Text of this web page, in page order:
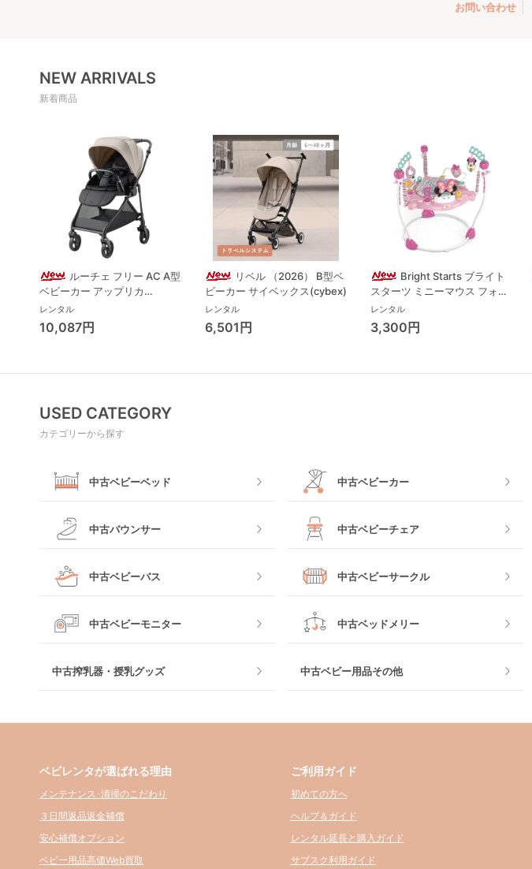
お問い合わせ
NEW ARRIVALS
新着商品
ルーチェ フリー AC A型
ベビーカー アップリカ
(Aprica) A型ベビーカー アッ
プリカ(Aprica)
レンタル
10,087円
リベル （2026） B型ベ
ビーカー サイベックス(cybex)
レンタル
6,501円
Bright Starts ブライト
スターツ ミニーマウス フォー
エバー ベストフレンド ジャン
パー ジャンパルー キッズツー
(Kids2)
レンタル
3,300円
USED CATEGORY
カテゴリーから探す
中古ベビーベッド 中古ベビーカー
中古バウンサー 中古ベビーチェア
中古ベビーバス 中古ベビーサークル
中古ベビーモニター 中古ベッドメリー
中古搾乳器・授乳グッズ 中古ベビー用品その他
ベビレンタが選ばれる理由
メンテナンス･清掃のこだわり
３日間返品返金補償
安心補償オプション
ベビー用品高価Web買取
ご利用ガイド
初めての方へ
ヘルプ＆ガイド
レンタル延長と購入ガイド
サブスク利用ガイド